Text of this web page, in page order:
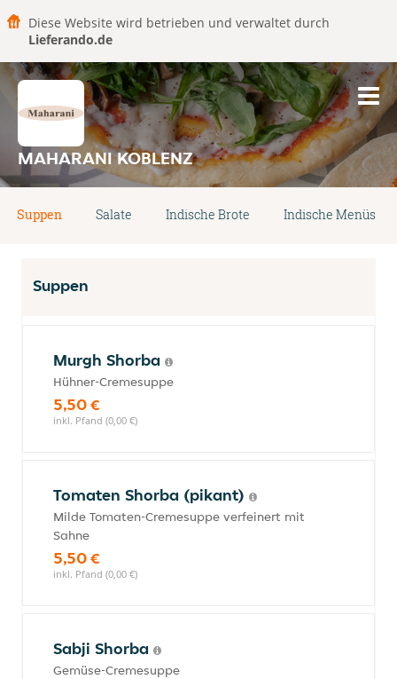
Diese Website wird betrieben und verwaltet durch
Lieferando.de
MAHARANI KOBLENZ
Suppen Salate Indische Brote Indische Menüs
Suppen
Murgh Shorba
Hühner-Cremesuppe
5,50 €
inkl. Pfand (0,00 €)
Tomaten Shorba (pikant)
Milde Tomaten-Cremesuppe verfeinert mit
Sahne
5,50 €
inkl. Pfand (0,00 €)
Sabji Shorba
Gemüse-Cremesuppe